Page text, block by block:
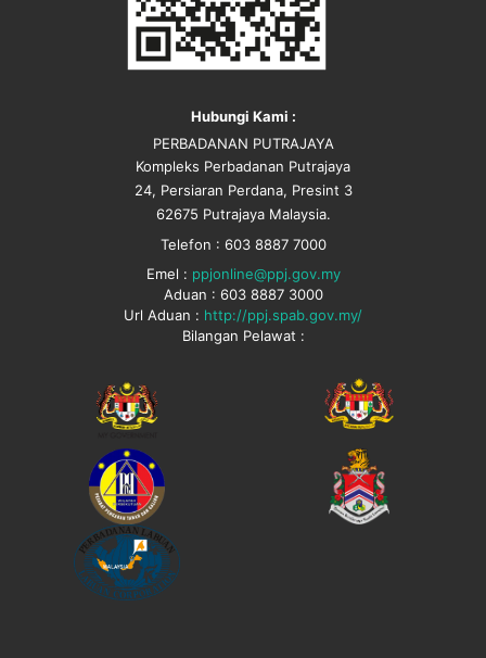
Hubungi Kami :
PERBADANAN PUTRAJAYA
Kompleks Perbadanan Putrajaya
24, Persiaran Perdana, Presint 3
62675 Putrajaya Malaysia.
Telefon : 603 8887 7000
Emel : ppjonline@ppj.gov.my
Aduan : 603 8887 3000
Url Aduan : http://ppj.spab.gov.my/
Bilangan Pelawat :